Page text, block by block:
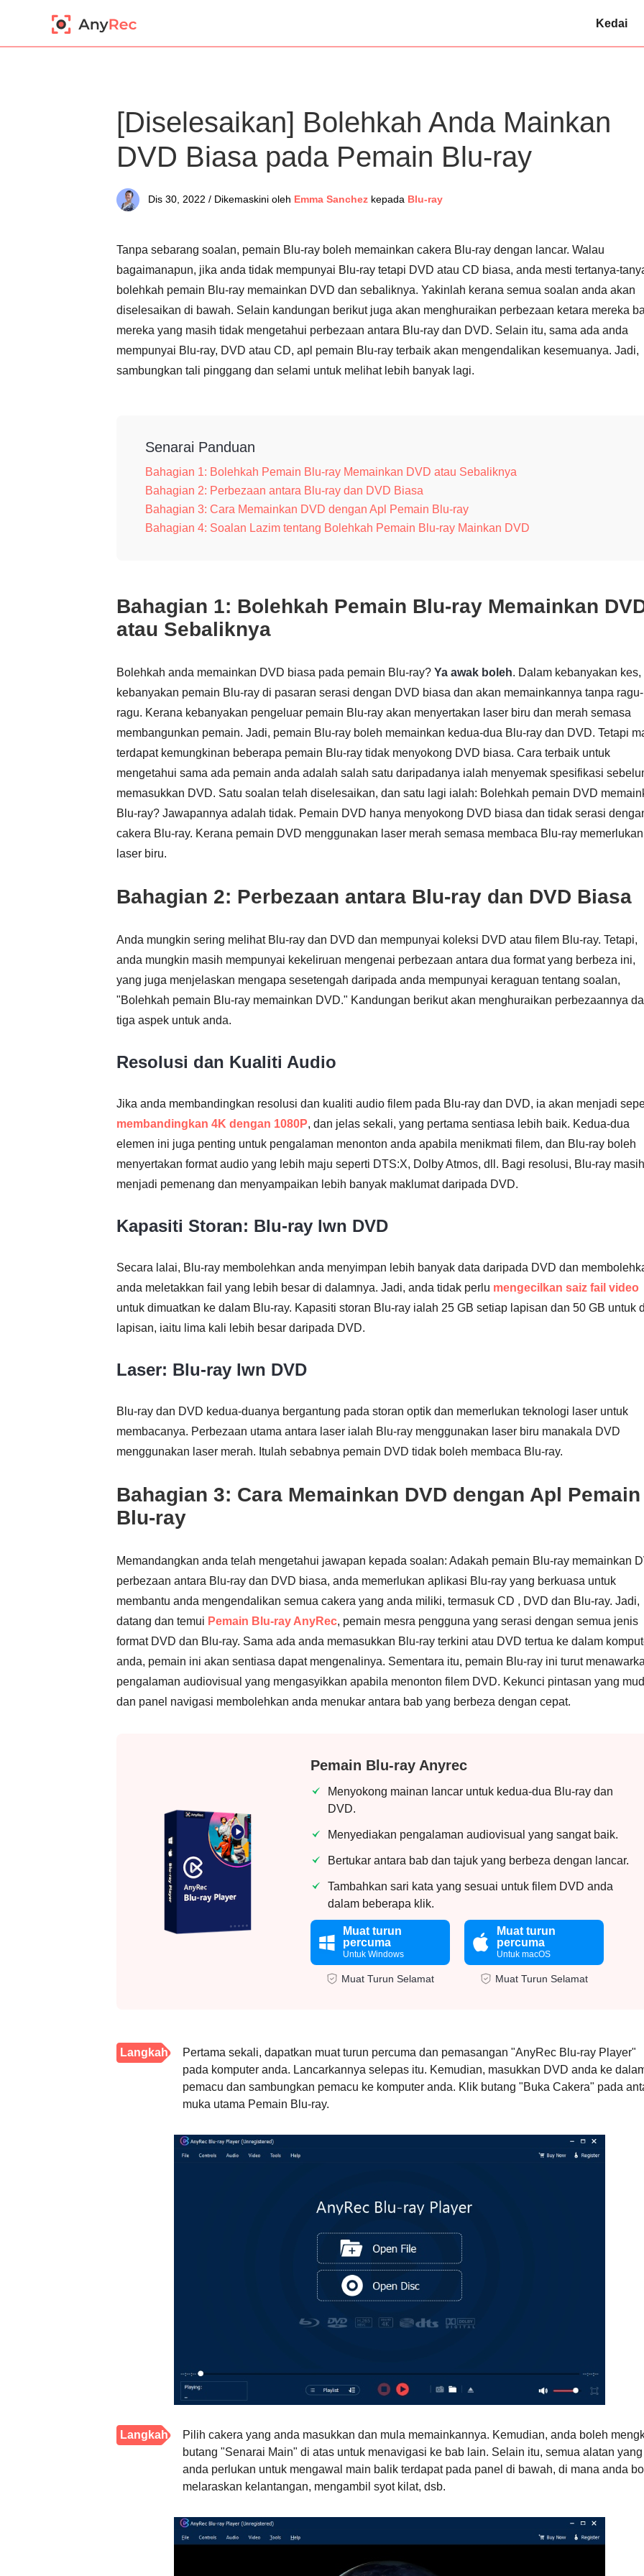
Kedai
[Diselesaikan] Bolehkah Anda Mainkan
DVD Biasa pada Pemain Blu-ray
Dis 30, 2022 / Dikemaskini oleh Emma Sanchez kepada Blu-ray
Tanpa sebarang soalan, pemain Blu-ray boleh memainkan cakera Blu-ray dengan lancar. Walau
bagaimanapun, jika anda tidak mempunyai Blu-ray tetapi DVD atau CD biasa, anda mesti tertanya-
bolehkah pemain Blu-ray memainkan DVD dan sebaliknya. Yakinlah kerana semua soalan anda akan
diselesaikan di bawah. Selain kandungan berikut juga akan menghuraikan perbezaan ketara mereka
mereka yang masih tidak mengetahui perbezaan antara Blu-ray dan DVD. Selain itu, sama ada anda
mempunyai Blu-ray, DVD atau CD, apl pemain Blu-ray terbaik akan mengendalikan kesemuanya. Jadi,
sambungkan tali pinggang dan selami untuk melihat lebih banyak lagi.
Senarai Panduan
Bahagian 1: Bolehkah Pemain Blu-ray Memainkan DVD atau Sebaliknya
Bahagian 2: Perbezaan antara Blu-ray dan DVD Biasa
Bahagian 3: Cara Memainkan DVD dengan Apl Pemain Blu-ray
Bahagian 4: Soalan Lazim tentang Bolehkah Pemain Blu-ray Mainkan DVD
Bahagian 1: Bolehkah Pemain Blu-ray Memainkan
atau Sebaliknya
Bolehkah anda memainkan DVD biasa pada pemain Blu-ray? Ya awak boleh. Dalam kebanyakan kes,
kebanyakan pemain Blu-ray di pasaran serasi dengan DVD biasa dan akan memainkannya tanpa ragu-
ragu. Kerana kebanyakan pengeluar pemain Blu-ray akan menyertakan laser biru dan merah semasa
membangunkan pemain. Jadi, pemain Blu-ray boleh memainkan kedua-dua Blu-ray dan DVD. Tetapi
terdapat kemungkinan beberapa pemain Blu-ray tidak menyokong DVD biasa. Cara terbaik untuk
mengetahui sama ada pemain anda adalah salah satu daripadanya ialah menyemak spesifikasi
memasukkan DVD. Satu soalan telah diselesaikan, dan satu lagi ialah: Bolehkah pemain DVD
Blu-ray? Jawapannya adalah tidak. Pemain DVD hanya menyokong DVD biasa dan tidak serasi
cakera Blu-ray. Kerana pemain DVD menggunakan laser merah semasa membaca Blu-ray memerlukan
laser biru.
Bahagian 2: Perbezaan antara Blu-ray dan DVD Biasa
Anda mungkin sering melihat Blu-ray dan DVD dan mempunyai koleksi DVD atau filem Blu-ray. Tetapi,
anda mungkin masih mempunyai kekeliruan mengenai perbezaan antara dua format yang berbeza ini,
yang juga menjelaskan mengapa sesetengah daripada anda mempunyai keraguan tentang soalan,
"Bolehkah pemain Blu-ray memainkan DVD." Kandungan berikut akan menghuraikan perbezaannya
tiga aspek untuk anda.
Resolusi dan Kualiti Audio
Jika anda membandingkan resolusi dan kualiti audio filem pada Blu-ray dan DVD, ia akan menjadi
membandingkan 4K dengan 1080P, dan jelas sekali, yang pertama sentiasa lebih baik. Kedua-dua
elemen ini juga penting untuk pengalaman menonton anda apabila menikmati filem, dan Blu-ray boleh
menyertakan format audio yang lebih maju seperti DTS:X, Dolby Atmos, dll. Bagi resolusi, Blu-ray masih
menjadi pemenang dan menyampaikan lebih banyak maklumat daripada DVD.
Kapasiti Storan: Blu-ray lwn DVD
Secara lalai, Blu-ray membolehkan anda menyimpan lebih banyak data daripada DVD dan
anda meletakkan fail yang lebih besar di dalamnya. Jadi, anda tidak perlu mengecilkan saiz fail video
untuk dimuatkan ke dalam Blu-ray. Kapasiti storan Blu-ray ialah 25 GB setiap lapisan dan 50 GB untuk
lapisan, iaitu lima kali lebih besar daripada DVD.
Laser: Blu-ray lwn DVD
Blu-ray dan DVD kedua-duanya bergantung pada storan optik dan memerlukan teknologi laser untuk
membacanya. Perbezaan utama antara laser ialah Blu-ray menggunakan laser biru manakala DVD
menggunakan laser merah. Itulah sebabnya pemain DVD tidak boleh membaca Blu-ray.
Bahagian 3: Cara Memainkan DVD dengan Apl Pemain
Blu-ray
Memandangkan anda telah mengetahui jawapan kepada soalan: Adakah pemain Blu-ray memainkan
perbezaan antara Blu-ray dan DVD biasa, anda memerlukan aplikasi Blu-ray yang berkuasa untuk
membantu anda mengendalikan semua cakera yang anda miliki, termasuk CD , DVD dan Blu-ray. Jadi,
datang dan temui Pemain Blu-ray AnyRec, pemain mesra pengguna yang serasi dengan semua jenis
format DVD dan Blu-ray. Sama ada anda memasukkan Blu-ray terkini atau DVD tertua ke dalam
anda, pemain ini akan sentiasa dapat mengenalinya. Sementara itu, pemain Blu-ray ini turut
pengalaman audiovisual yang mengasyikkan apabila menonton filem DVD. Kekunci pintasan yang
dan panel navigasi membolehkan anda menukar antara bab yang berbeza dengan cepat.
Pemain Blu-ray Anyrec
Menyokong mainan lancar untuk kedua-dua Blu-ray dan
DVD.
Menyediakan pengalaman audiovisual yang sangat baik.
Bertukar antara bab dan tajuk yang berbeza dengan lancar.
Tambahkan sari kata yang sesuai untuk filem DVD anda
dalam beberapa klik.
Muat turun
percuma
Untuk Windows
Muat Turun Selamat
Muat turun
percuma
Untuk macOS
Muat Turun Selamat
Langkah
Pertama sekali, dapatkan muat turun percuma dan pemasangan "AnyRec Blu-ray Player"
pada komputer anda. Lancarkannya selepas itu. Kemudian, masukkan DVD anda ke
pemacu dan sambungkan pemacu ke komputer anda. Klik butang "Buka Cakera" pada
muka utama Pemain Blu-ray.
Langkah
Pilih cakera yang anda masukkan dan mula memainkannya. Kemudian, anda boleh
butang "Senarai Main" di atas untuk menavigasi ke bab lain. Selain itu, semua alatan yang
anda perlukan untuk mengawal main balik terdapat pada panel di bawah, di mana anda
melaraskan kelantangan, mengambil syot kilat, dsb.